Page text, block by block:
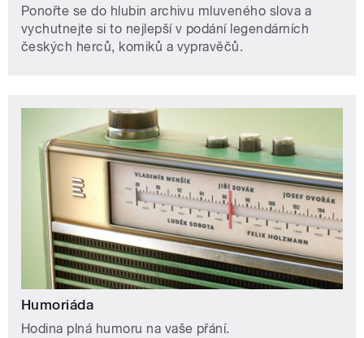
Ponořte se do hlubin archivu mluveného slova a
vychutnejte si to nejlepší v podání legendárních
českých herců, komiků a vypravěčů.
Humoriáda
Hodina plná humoru na vaše přání.